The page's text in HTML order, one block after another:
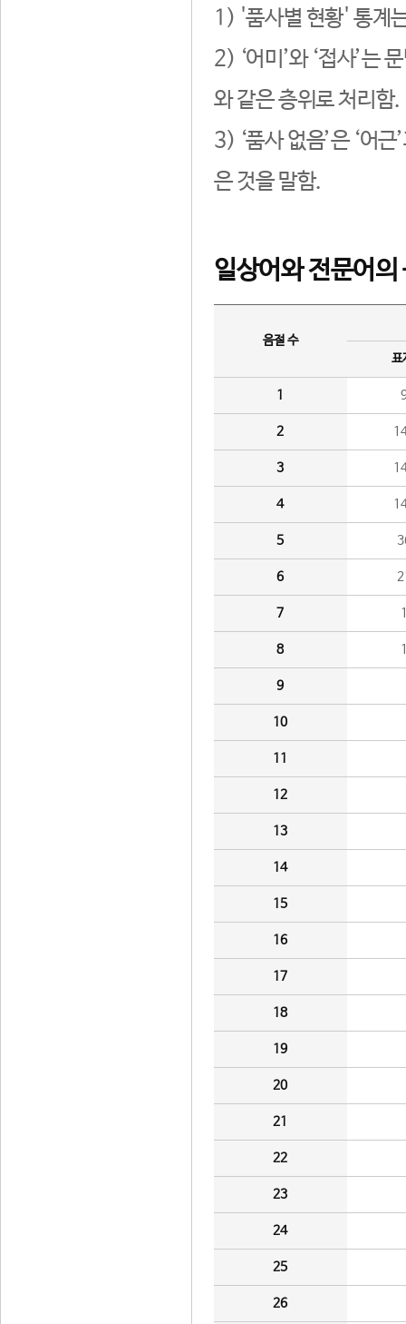
1) '품사별 현황' 통계
2) ‘어미’와 ‘접사’는
와 같은 층위로 처리함.
3) ‘품사 없음’은 ‘어
은 것을 말함.
일상어와 전문어의
음절 수
표
1
2
3
4
5
6
7
8
9
10
11
12
13
14
15
16
17
18
19
20
21
22
23
24
25
26